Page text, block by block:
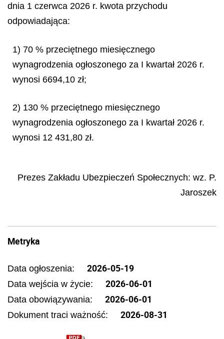
dnia 1 czerwca 2026 r. kwota przychodu
odpowiadająca:
1) 70 % przeciętnego miesięcznego
wynagrodzenia ogłoszonego za I kwartał 2026 r.
wynosi 6694,10 zł;
2) 130 % przeciętnego miesięcznego
wynagrodzenia ogłoszonego za I kwartał 2026 r.
wynosi 12 431,80 zł.
Prezes Zakładu Ubezpieczeń Społecznych: wz. P.
Jaroszek
Metryka
Data ogłoszenia: 2026-05-19
Data wejścia w życie: 2026-06-01
Data obowiązywania: 2026-06-01
Dokument traci ważność: 2026-08-31